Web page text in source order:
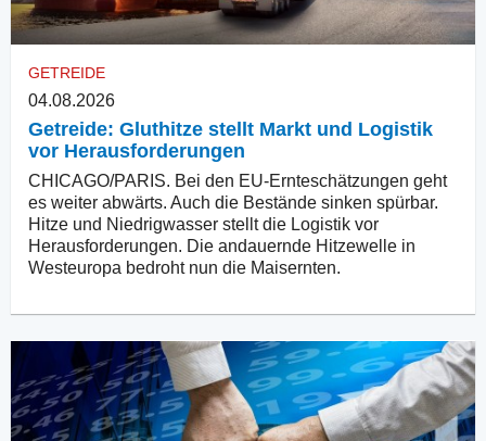
GETREIDE
04.08.2026
Getreide: Gluthitze stellt Markt und Logistik
vor Herausforderungen
CHICAGO/PARIS. Bei den EU-Ernteschätzungen geht
es weiter abwärts. Auch die Bestände sinken spürbar.
Hitze und Niedrigwasser stellt die Logistik vor
Herausforderungen. Die andauernde Hitzewelle in
Westeuropa bedroht nun die Maisernten.